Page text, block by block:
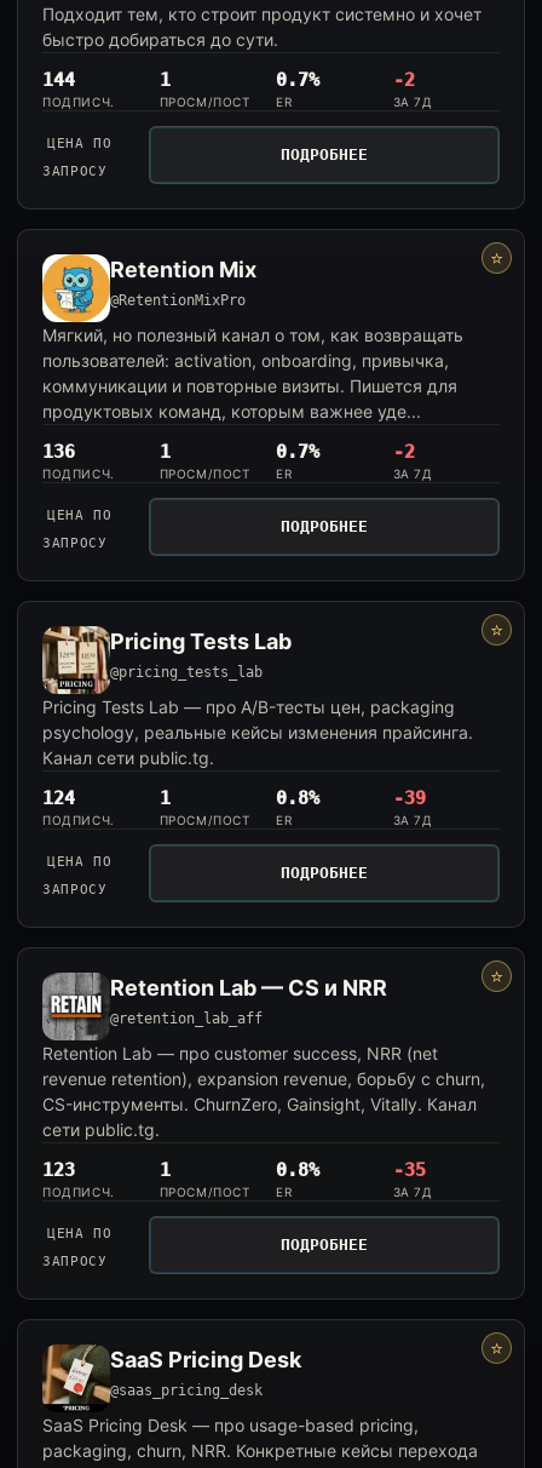
Подходит тем, кто строит продукт системно и хочет
быстро добираться до сути.
144
ПОДПИСЧ.
1
ПРОСМ/ПОСТ
0.7%
ER
-2
ЗА 7Д
ЦЕНА ПО
ЗАПРОСУ
ПОДРОБНЕЕ
⭐
Retention Mix
@RetentionMixPro
Мягкий, но полезный канал о том, как возвращать
пользователей: activation, onboarding, привычка,
коммуникации и повторные визиты. Пишется для
продуктовых команд, которым важнее уде...
136
ПОДПИСЧ.
1
ПРОСМ/ПОСТ
0.7%
ER
-2
ЗА 7Д
ЦЕНА ПО
ЗАПРОСУ
ПОДРОБНЕЕ
⭐
Pricing Tests Lab
@pricing_tests_lab
Pricing Tests Lab — про A/B-тесты цен, packaging
psychology, реальные кейсы изменения прайсинга.
Канал сети public.tg.
124
ПОДПИСЧ.
1
ПРОСМ/ПОСТ
0.8%
ER
-39
ЗА 7Д
ЦЕНА ПО
ЗАПРОСУ
ПОДРОБНЕЕ
⭐
Retention Lab — CS и NRR
@retention_lab_aff
Retention Lab — про customer success, NRR (net
revenue retention), expansion revenue, борьбу с churn,
CS-инструменты. ChurnZero, Gainsight, Vitally. Канал
сети public.tg.
123
ПОДПИСЧ.
1
ПРОСМ/ПОСТ
0.8%
ER
-35
ЗА 7Д
ЦЕНА ПО
ЗАПРОСУ
ПОДРОБНЕЕ
⭐
SaaS Pricing Desk
@saas_pricing_desk
SaaS Pricing Desk — про usage-based pricing,
packaging, churn, NRR. Конкретные кейсы перехода